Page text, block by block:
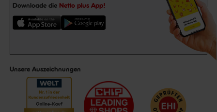
Downloade die Netto plus App!
Unsere Auszeichnungen